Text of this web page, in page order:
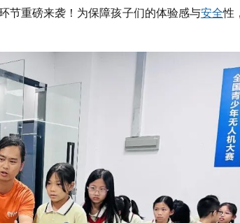
节重磅来袭！为保障孩子们的体验感与安全性